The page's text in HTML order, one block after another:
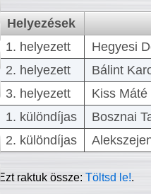
Helyezések
1. helyezett
Hegyesi
2. helyezett
Bálint
3. helyezett
Kiss
1. különdíjas
Bosznai
2. különdíjas
Ezt raktuk össze:Töltsd le!.